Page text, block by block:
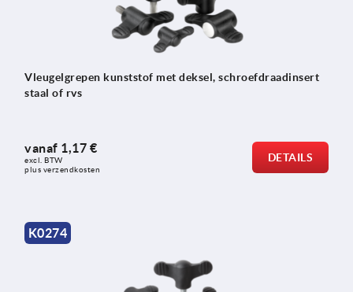
Vleugelgrepen kunststof met deksel, schroefdraadinsert
staal of rvs
vanaf 1,17 €
excl. BTW
plus verzendkosten
DETAILS
K0274